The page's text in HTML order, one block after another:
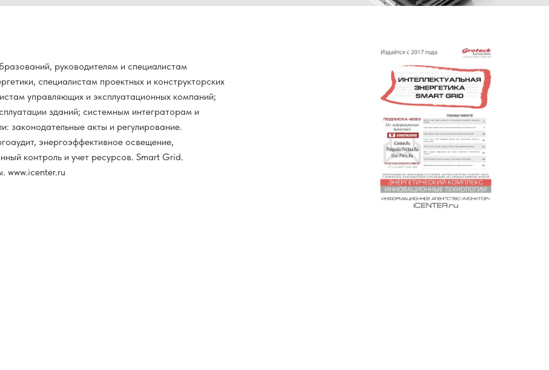
руководителям и специалистам
специалистам проектных и конструкторских
управляющих и эксплуатационных компаний;
зданий; системным интеграторам и
законодательные акты и регулирование.
энергоэффективное освещение,
контроль и учет ресурсов. Smart Grid.
www.icenter.ru